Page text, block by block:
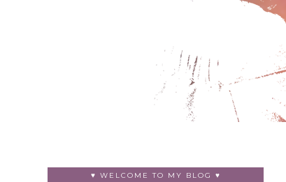
♥ WELCOME TO MY BLOG ♥